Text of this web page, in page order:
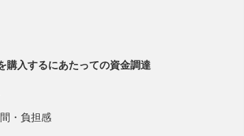
購入するにあたっての資金調達
・負担感